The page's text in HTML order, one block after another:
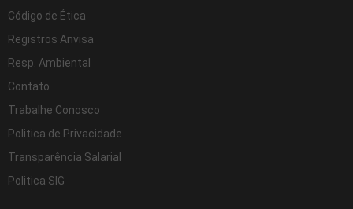
Código de Ética
Registros Anvisa
Resp. Ambiental
Contato
Trabalhe Conosco
Politica de Privacidade
Transparência Salarial
Politica SIG